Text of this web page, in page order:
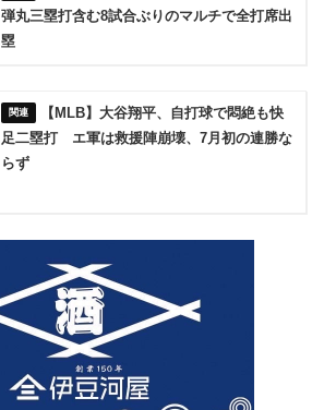
弾丸三塁打含む8試合ぶりのマルチで全打席出
塁
【MLB】大谷翔平、自打球で悶絶も快
足二塁打 エ軍は救援陣崩壊、7月初の連勝な
らず